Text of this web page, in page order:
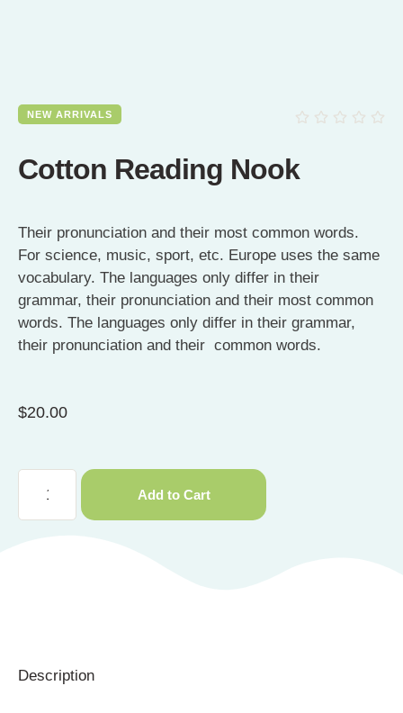
NEW ARRIVALS
Cotton Reading Nook
Their pronunciation and their most common words.
For science, music, sport, etc. Europe uses the same
vocabulary. The languages only differ in their
grammar, their pronunciation and their most common
words. The languages only differ in their grammar,
their pronunciation and their common words.
$20.00
Add to Cart
Description